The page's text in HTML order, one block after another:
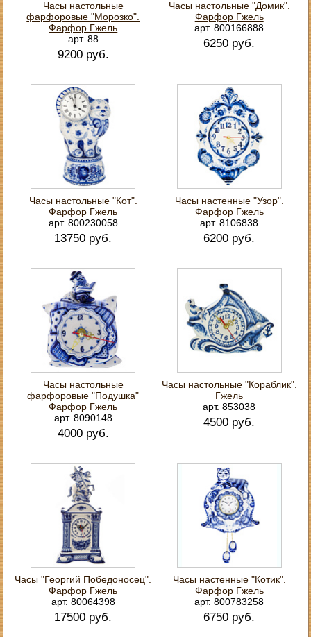
Часы настольные
фарфоровые "Морозко".
Фарфор Гжель
арт. 88
9200 руб.
Часы настольные "Домик".
Фарфор Гжель
арт. 800166888
6250 руб.
Часы настольные "Кот".
Фарфор Гжель
арт. 800230058
13750 руб.
Часы настенные "Узор".
Фарфор Гжель
арт. 8106838
6200 руб.
Часы настольные
фарфоровые "Подушка"
Фарфор Гжель
арт. 8090148
4000 руб.
Часы настольные "Кораблик".
Гжель
арт. 853038
4500 руб.
Часы "Георгий Победоносец".
Фарфор Гжель
арт. 80064398
17500 руб.
Часы настенные "Котик".
Фарфор Гжель
арт. 800783258
6750 руб.